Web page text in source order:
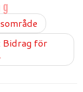
Bidrag för